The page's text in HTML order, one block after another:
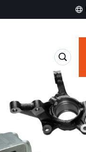
English
français
Deutsch
русский